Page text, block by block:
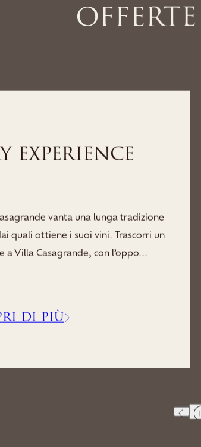
del relax nel santuario sereno
rigeneranti, una tranquilla vasca
invitano a distenderti, rigenerarti e
DI PIÙ